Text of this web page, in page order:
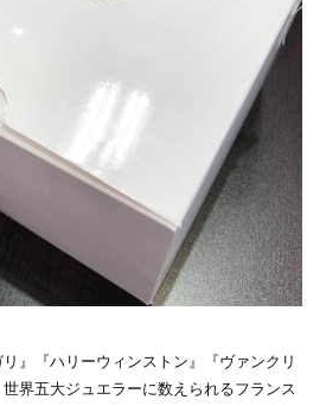
リ』『ハリーウィンストン』『ヴァンクリ
界五大ジュエラーに数えられるフランス